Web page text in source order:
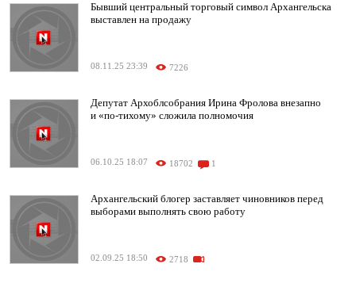
Бывший центральный торговый символ Архангельска
выставлен на продажу
08.11.25 23:39 7226
Депутат Архоблсобрания Ирина Фролова внезапно
и «по-тихому» сложила полномочия
06.10.25 18:07 18702 1
Архангельский блогер заставляет чиновников перед
выборами выполнять свою работу
02.09.25 18:50 2718